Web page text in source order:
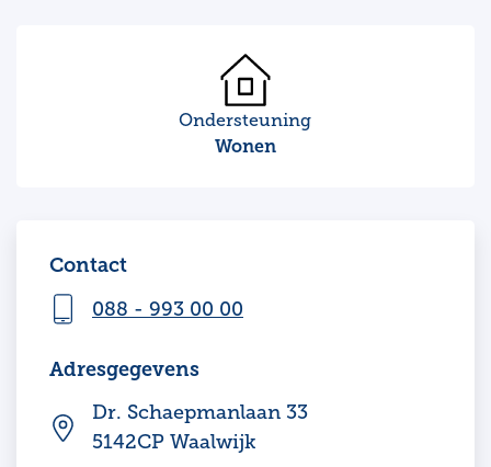
Ondersteuning
Wonen
Contact
088 - 993 00 00
Adresgegevens
Dr. Schaepmanlaan 33
5142CP Waalwijk